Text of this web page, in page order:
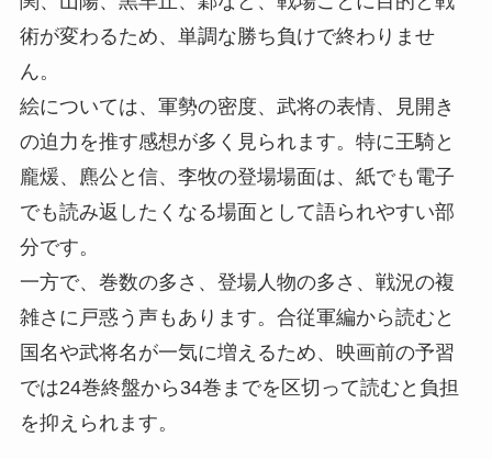
術が変わるため、単調な勝ち負けで終わりませ
ん。
絵については、軍勢の密度、武将の表情、見開き
の迫力を推す感想が多く見られます。特に王騎と
龐煖、麃公と信、李牧の登場場面は、紙でも電子
でも読み返したくなる場面として語られやすい部
分です。
一方で、巻数の多さ、登場人物の多さ、戦況の複
雑さに戸惑う声もあります。合従軍編から読むと
国名や武将名が一気に増えるため、映画前の予習
では24巻終盤から34巻までを区切って読むと負担
を抑えられます。